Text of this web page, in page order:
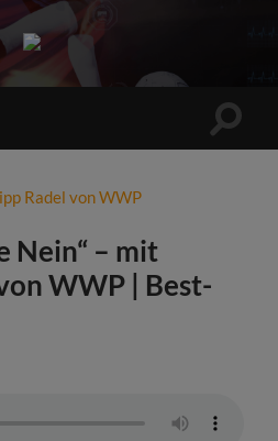
Sports
Maniac
Nein“ – mit
WWP | Best-